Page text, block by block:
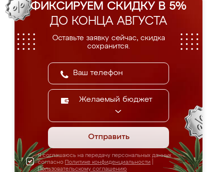
ФИКСИРУЕМ СКИДКУ В 5%
ДО КОНЦА АВГУСТА
Оставьте заявку сейчас, скидка
сохранится.
Желаемый бюджет
Отправить
Я соглашаюсь на передачу персональных данных
согласно Политике конфиденциальности
Пользовательскому соглашению